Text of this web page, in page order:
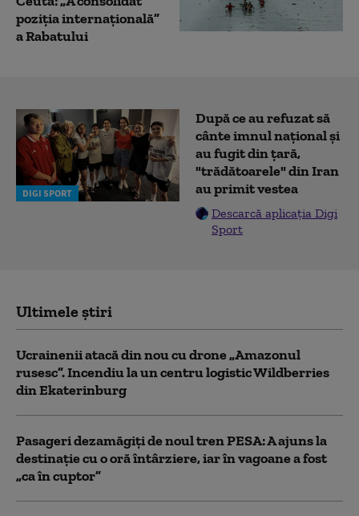
poziția internațională”
a Rabatului
DIGI SPORT
După ce au refuzat să
cânte imnul naţional şi
au fugit din ţară,
"trădătoarele" din Iran
au primit vestea
Descarcă aplicația Digi
Sport
Ultimele știri
Ucrainenii atacă din nou cu drone „Amazonul
rusesc”. Incendiu la un centru logistic Wildberries
din Ekaterinburg
Pasageri dezamăgiți de noul tren PESA: A ajuns la
destinație cu o oră întârziere, iar în vagoane a fost
„ca în cuptor”